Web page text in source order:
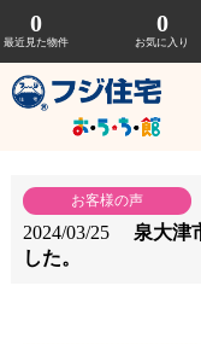
0
最近見た物件
0
お気に入り
お客様の声
2024/03/25
泉大津
した。